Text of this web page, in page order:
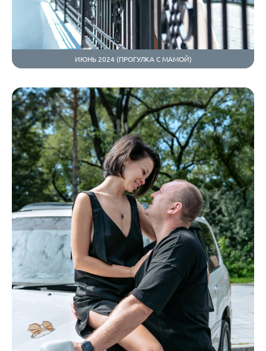
ИЮНЬ 2024 (ПРОГУЛКА С МАМОЙ)